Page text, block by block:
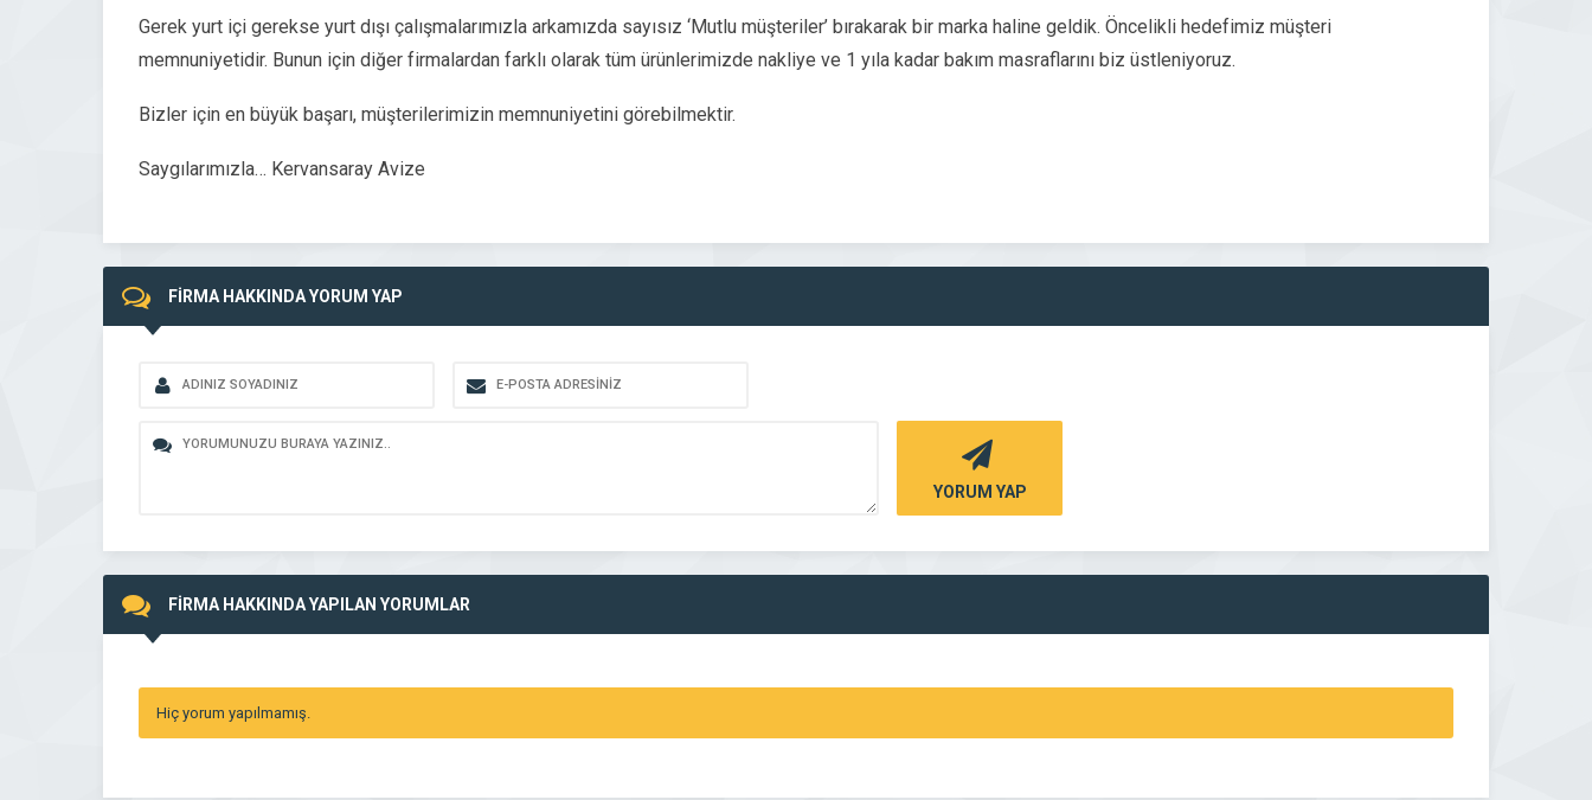
Gerek yurt içi gerekse yurt dışı çalışmalarımızla arkamızda sayısız ‘Mutlu müşteriler’ bırakarak bir marka haline geldik. Öncelikli hedefimiz müşteri
memnuniyetidir. Bunun için diğer firmalardan farklı olarak tüm ürünlerimizde nakliye ve 1 yıla kadar bakım masraflarını biz üstleniyoruz.
Bizler için en büyük başarı, müşterilerimizin memnuniyetini görebilmektir.
Saygılarımızla… Kervansaray Avize
FİRMA HAKKINDA YORUM YAP
YORUM YAP
FİRMA HAKKINDA YAPILAN YORUMLAR
Hiç yorum yapılmamış.